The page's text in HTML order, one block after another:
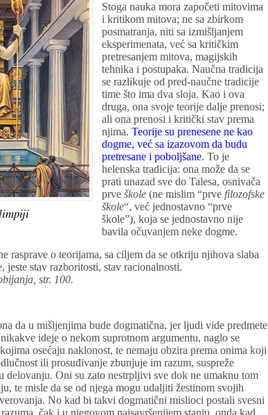
Stoga nauka mora započeti mitovima
i kritikom mitova; ne sa zbirkom
posmatranja, niti sa izmišljanjem
eksperimenata, već sa kritičkim
pretresanjem mitova, magijskih
tehnika i postupaka. Naučna tradicija
se razlikuje od pred-naučne tradicije
time što ima dva sloja. Kao i ova
druga, ona svoje teorije dalje prenosi;
ali ona prenosi i kritički stav prema
njima. Teorije su prenesene ne kao
dogme, već sa izazovom da budu
pretresane i poboljšane. To je
helenska tradicija: ona može da se
prati unazad sve do Talesa, osnivača
prve škole (ne mislim “prve filozofske
škole“, već jednostavno “prve
škole”), koja se jednostavno nije
bavila očuvanjem neke dogme.
rasprave o teorijama, sa ciljem da se otkriju njihova slaba
jeste stav razboritosti, stav racionalnosti.
str. 100.
da u mišljenjima bude dogmatična, jer ljudi vide predmete
ideje o nekom suprotnom argumentu, naglo se
osećaju naklonost, te nemaju obzira prema onima koji
ili prosuđivanje zbunjuje im razum, suspreže
delovanju. Oni su zato nestrpljivi sve dok ne umaknu tom
te misle da se od njega mogu udaljiti žestinom svojih
No kad bi takvi dogmatični mislioci postali svesni
čak i u njegovom najsavršenijem stanju, onda kad